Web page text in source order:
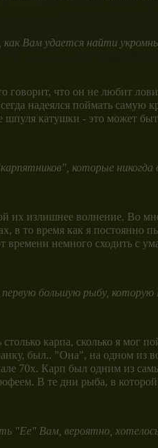
Вам удается найти
что он не любит
надеялся поймать
шпуля катушки - это может
которые никогда
излишнее волнение. Во
в то время как я
времени немного сходить с
большую рыбу, которую
карпа, сколько я мог
был.. "Она", на одном из
70х. Карп был одним из
В те дни рыба, в
"Ее" Вам, вероятно,